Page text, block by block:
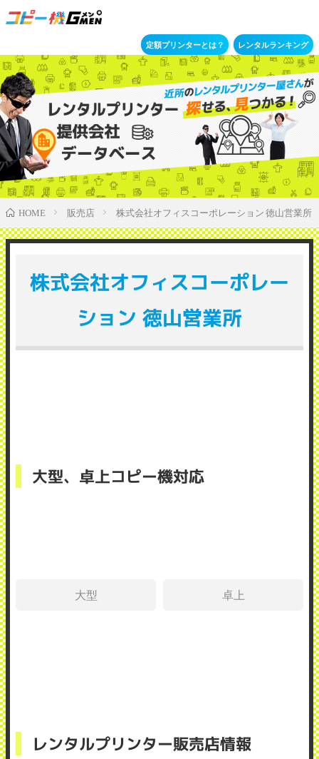
定額プリンターとは？ レンタルランキング
HOME 販売店 株式会社オフィスコーポレーション 徳山営業所
株式会社オフィスコーポレー
ション 徳山営業所
大型、卓上コピー機対応
大型 卓上
レンタルプリンター販売店情報